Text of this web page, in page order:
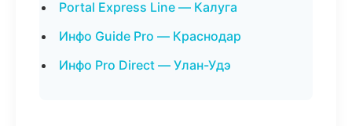
Portal Express Line — Калуга
Инфо Guide Pro — Краснодар
Инфо Pro Direct — Улан-Удэ